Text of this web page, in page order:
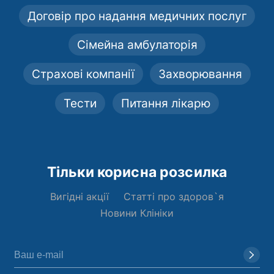
Договір про надання медичних послуг
Сімейна амбулаторія
Страхові компанії Захворювання
Тести Питання лікарю
Тільки корисна розсилка
Вигідні акції
Статті про здоров`я
Новини Клініки